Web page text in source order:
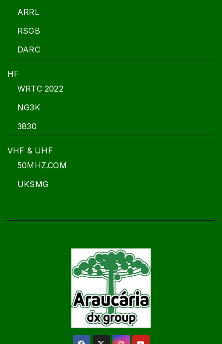
ARRL
RSGB
DARC
HF
WRTC 2022
NG3K
3830
VHF & UHF
50MHZ.COM
UKSMG